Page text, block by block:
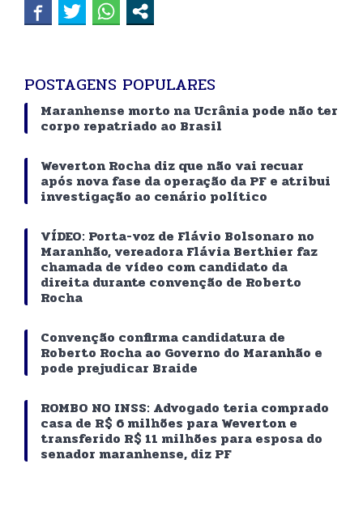
POSTAGENS POPULARES
Maranhense morto na Ucrânia pode não ter
corpo repatriado ao Brasil
Weverton Rocha diz que não vai recuar
após nova fase da operação da PF e atribui
investigação ao cenário político
VÍDEO: Porta-voz de Flávio Bolsonaro no
Maranhão, vereadora Flávia Berthier faz
chamada de vídeo com candidato da
direita durante convenção de Roberto
Rocha
Convenção confirma candidatura de
Roberto Rocha ao Governo do Maranhão e
pode prejudicar Braide
ROMBO NO INSS: Advogado teria comprado
casa de R$ 6 milhões para Weverton e
transferido R$ 11 milhões para esposa do
senador maranhense, diz PF